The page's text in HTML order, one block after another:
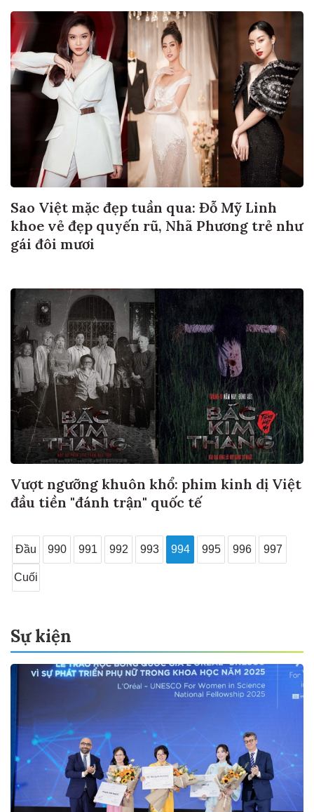
Sao Việt mặc đẹp tuần qua: Đỗ Mỹ Linh
khoe vẻ đẹp quyến rũ, Nhã Phương trẻ như
gái đôi mươi
Vượt ngưỡng khuôn khổ: phim kinh dị Việt
đầu tiền "đánh trận" quốc tế
Đầu 990 991 992 993 994 995 996 997
Cuối
Sự kiện